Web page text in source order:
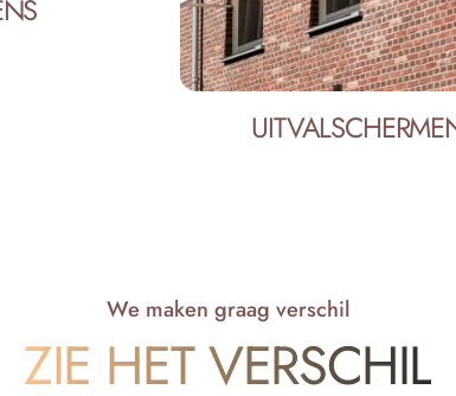
We maken graag verschil
ZIE HET VERSCHIL